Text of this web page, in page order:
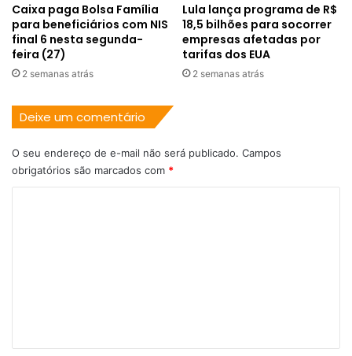
Caixa paga Bolsa Família
para beneficiários com NIS
final 6 nesta segunda-
feira (27)
2 semanas atrás
Lula lança programa de R$
18,5 bilhões para socorrer
empresas afetadas por
tarifas dos EUA
2 semanas atrás
Deixe um comentário
O seu endereço de e-mail não será publicado. Campos
obrigatórios são marcados com *